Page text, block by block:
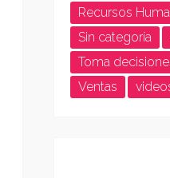
Recursos
Sin categoría
Toma
Ventas